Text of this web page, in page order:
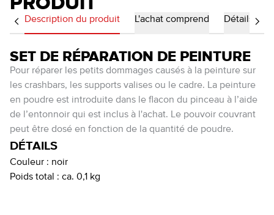
Description du produit L'achat comprend Détails
SET DE RÉPARATION DE PEINTURE
Pour réparer les petits dommages causés à la peinture sur
les crashbars, les supports valises ou le cadre. La peinture
en poudre est introduite dans le flacon du pinceau à l’aide
de l’entonnoir qui est inclus à l'achat. Le pouvoir couvrant
peut être dosé en fonction de la quantité de poudre.
DÉTAILS
Couleur : noir
Poids total : ca. 0,1 kg